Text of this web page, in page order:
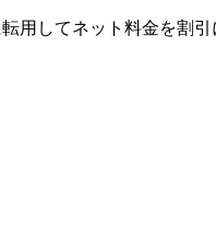
用してネット料金を割引